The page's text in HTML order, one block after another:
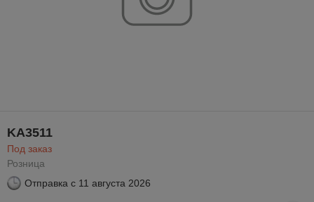
KA3511
Под заказ
Розница
Отправка с 11 августа 2026